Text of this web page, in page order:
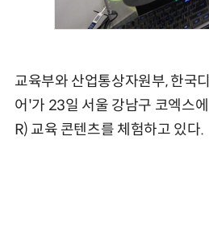
교육부와 산업통상자원부, 한국
어'가 23일 서울 강남구 코엑스
R) 교육 콘텐츠를 체험하고 있다.